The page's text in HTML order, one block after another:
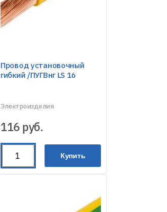
Провод установочный
гибкий /ПУГВнг LS 16
Электроизделия
116 руб.
Купить